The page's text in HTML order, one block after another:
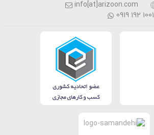
info[at]arizoon.com
0919 192 1001